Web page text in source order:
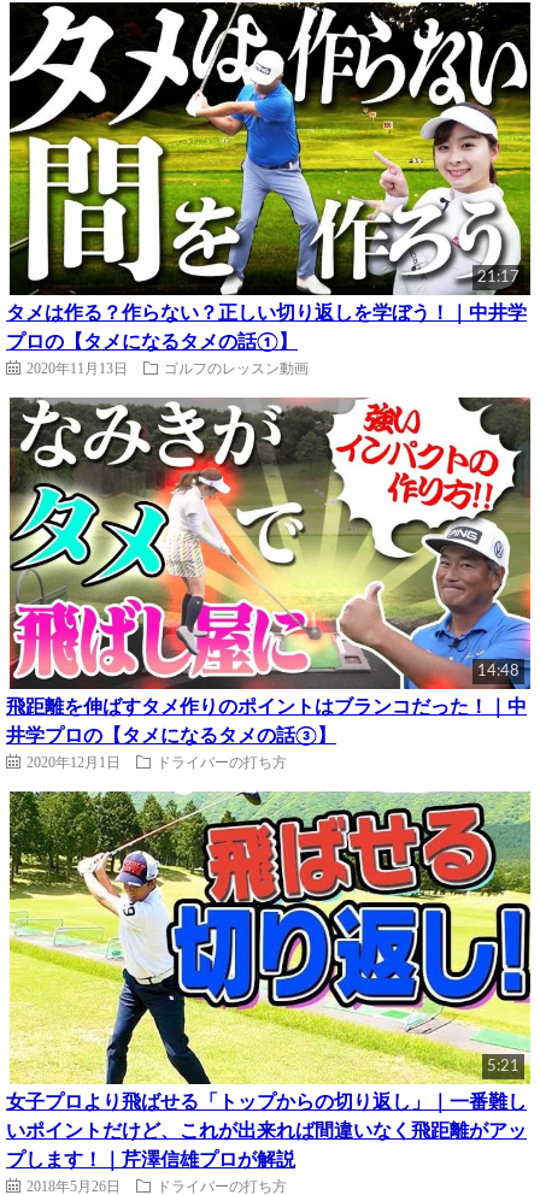
21:17
タメは作る？作らない？正しい切り返しを学ぼう！｜中井学
プロの【タメになるタメの話①】
2020年11月13日 ゴルフのレッスン動画
14:48
飛距離を伸ばすタメ作りのポイントはブランコだった！｜中
井学プロの【タメになるタメの話③】
2020年12月1日 ドライバーの打ち方
5:21
女子プロより飛ばせる「トップからの切り返し」｜一番難し
いポイントだけど、これが出来れば間違いなく飛距離がアッ
プします！｜芹澤信雄プロが解説
2018年5月26日 ドライバーの打ち方